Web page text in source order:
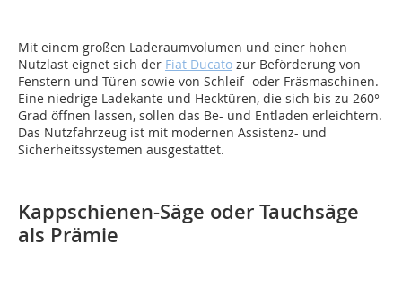
Mit einem großen Laderaumvolumen und einer hohen
Nutzlast eignet sich der Fiat Ducato zur Beförderung von
Fenstern und Türen sowie von Schleif- oder Fräsmaschinen.
Eine niedrige Ladekante und Hecktüren, die sich bis zu 260°
Grad öffnen lassen, sollen das Be- und Entladen erleichtern.
Das Nutzfahrzeug ist mit modernen Assistenz- und
Sicherheitssystemen ausgestattet.
Kappschienen-Säge oder Tauchsäge
als Prämie